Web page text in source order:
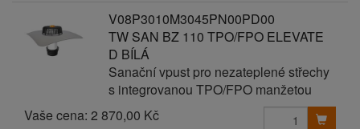
V08P3010M3045PN00PD00
TW SAN BZ 110 TPO/FPO ELEVATE
D BÍLÁ
Sanační vpust pro nezateplené střechy
s integrovanou TPO/FPO manžetou
Vaše cena: 2 870,00 Kč